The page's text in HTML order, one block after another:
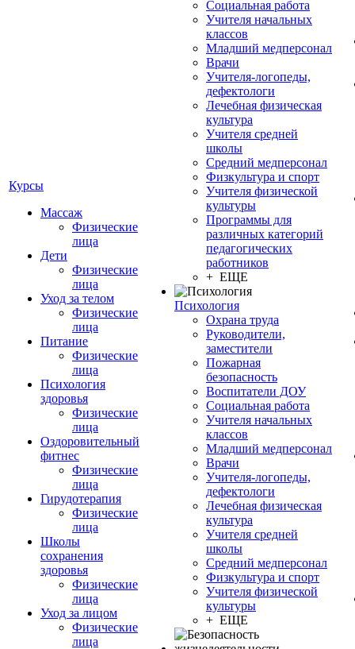
Курсы
Массаж
Физические
лица
Дети
Физические
лица
Уход за телом
Физические
лица
Питание
Физические
лица
Психология
здоровья
Физические
лица
Оздоровительный
фитнес
Физические
лица
Гирудотерапия
Физические
лица
Школы
сохранения
здоровья
Физические
лица
Уход за лицом
Физические
лица
Социальная работа
Учителя начальных
классов
Младший медперсонал
Врачи
Учителя-логопеды,
дефектологи
Лечебная физическая
культура
Учителя средней
школы
Средний медперсонал
Физкультура и спорт
Учителя физической
культуры
Программы для
различных категорий
педагогических
работников
+ ЕЩЕ
Психология
Охрана труда
Руководители,
заместители
Пожарная
безопасность
Воспитатели ДОУ
Социальная работа
Учителя начальных
классов
Младший медперсонал
Врачи
Учителя-логопеды,
дефектологи
Лечебная физическая
культура
Учителя средней
школы
Средний медперсонал
Физкультура и спорт
Учителя физической
культуры
+ ЕЩЕ